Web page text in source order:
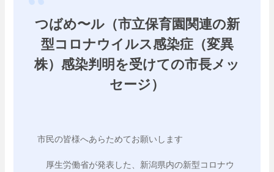
つばめ〜ル（市立保育園関連の新
型コロナウイルス感染症（変異
株）感染判明を受けての市長メッ
セージ）
市民の皆様へあらためてお願いします
厚生労働省が発表した、新潟県内の新型コロナウ